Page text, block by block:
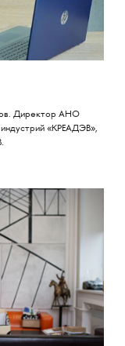
Директор АНО
«КРЕАДЭВ»,